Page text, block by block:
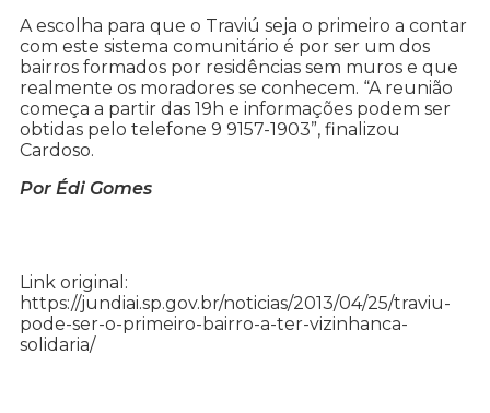
A escolha para que o Traviú seja o primeiro a contar
com este sistema comunitário é por ser um dos
bairros formados por residências sem muros e que
realmente os moradores se conhecem. “A reunião
começa a partir das 19h e informações podem ser
obtidas pelo telefone 9 9157-1903”, finalizou
Cardoso.
Por Édi Gomes
Link original:
https://jundiai.sp.gov.br/noticias/2013/04/25/traviu-
pode-ser-o-primeiro-bairro-a-ter-vizinhanca-
solidaria/